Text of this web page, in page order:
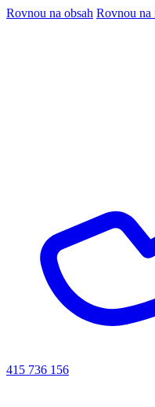
Rovnou na obsah Rovnou na
415 736 156